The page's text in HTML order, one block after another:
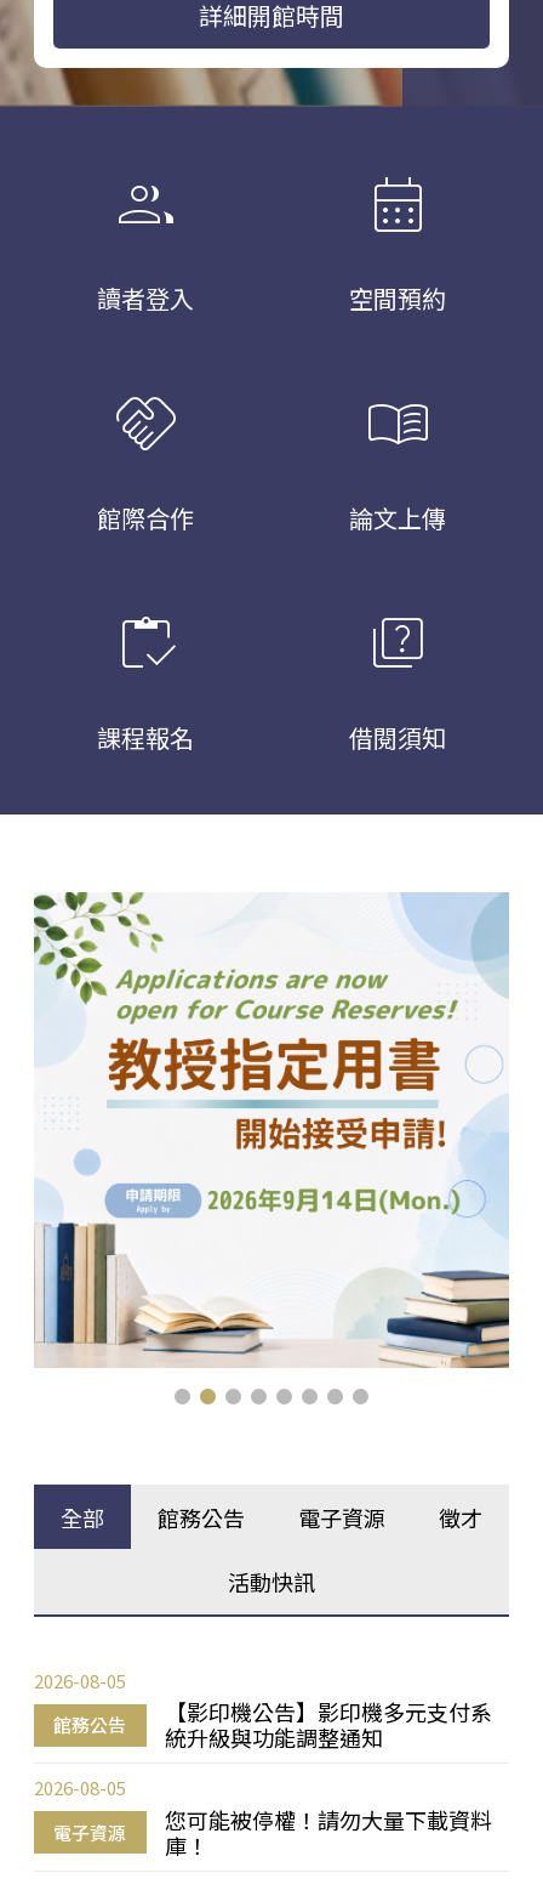
詳細開館時間
group
讀者登入
calendar_month
空間預約
handshake
館際合作
menu_book
論文上傳
inventory
課程報名
quiz
借閱須知
全部 館務公告 電子資源 徵才
活動快訊
館務公告
【影印機公告】影印機多元支付系
統升級與功能調整通知
2026-08-05
電子資源
您可能被停權！請勿大量下載資料
庫！
2026-08-05